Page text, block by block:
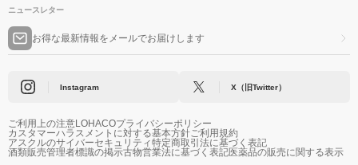
ニュースレター
お得な最新情報をメールでお届けします
Instagram X（旧Twitter）
ご利用上の注意LOHACOプライバシーポリシー
カスタマーハラスメントに対する基本方針ご利用規約
アスクルのサイバーセキュリティ特定商取引法に基づく表記
酒類販売管理者標識の掲示古物営業法に基づく表記医薬品の販売に関する表示